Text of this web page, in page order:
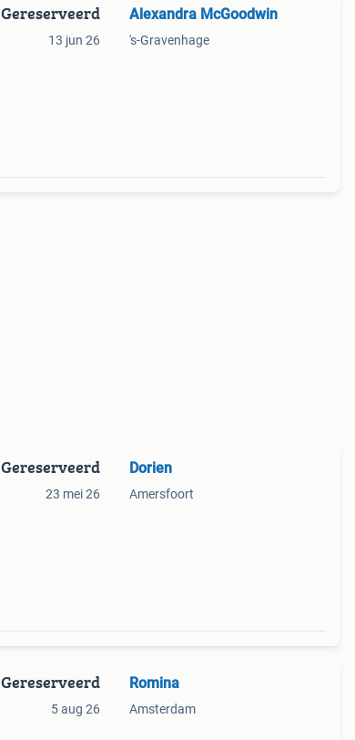
Gereserveerd
13 jun 26
Alexandra McGoodwin
's-Gravenhage
Gereserveerd
23 mei 26
Dorien
Amersfoort
Gereserveerd
5 aug 26
Romina
Amsterdam